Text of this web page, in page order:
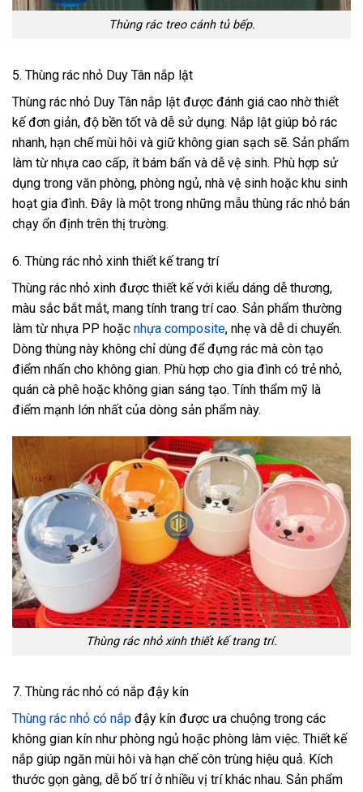
Thùng rác treo cánh tủ bếp.
5. Thùng rác nhỏ Duy Tân nắp lật
Thùng rác nhỏ Duy Tân nắp lật được đánh giá cao nhờ thiết
kế đơn giản, độ bền tốt và dễ sử dụng. Nắp lật giúp bỏ rác
nhanh, hạn chế mùi hôi và giữ không gian sạch sẽ. Sản phẩm
làm từ nhựa cao cấp, ít bám bẩn và dễ vệ sinh. Phù hợp sử
dụng trong văn phòng, phòng ngủ, nhà vệ sinh hoặc khu sinh
hoạt gia đình. Đây là một trong những mẫu thùng rác nhỏ bán
chạy ổn định trên thị trường.
6. Thùng rác nhỏ xinh thiết kế trang trí
Thùng rác nhỏ xinh được thiết kế với kiểu dáng dễ thương,
màu sắc bắt mắt, mang tính trang trí cao. Sản phẩm thường
làm từ nhựa PP hoặc nhựa composite, nhẹ và dễ di chuyển.
Dòng thùng này không chỉ dùng để đựng rác mà còn tạo
điểm nhấn cho không gian. Phù hợp cho gia đình có trẻ nhỏ,
quán cà phê hoặc không gian sáng tạo. Tính thẩm mỹ là
điểm mạnh lớn nhất của dòng sản phẩm này.
Thùng rác nhỏ xinh thiết kế trang trí.
7. Thùng rác nhỏ có nắp đậy kín
Thùng rác nhỏ có nắp đậy kín được ưa chuộng trong các
không gian kín như phòng ngủ hoặc phòng làm việc. Thiết kế
nắp giúp ngăn mùi hôi và hạn chế côn trùng hiệu quả. Kích
thước gọn gàng, dễ bố trí ở nhiều vị trí khác nhau. Sản phẩm